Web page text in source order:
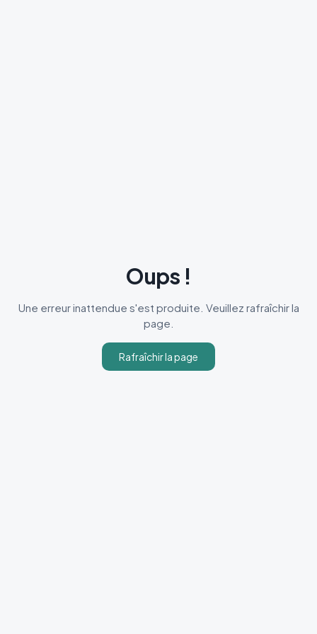
Oups !
Une erreur inattendue s'est produite. Veuillez rafraîchir la
page.
Rafraîchir la page